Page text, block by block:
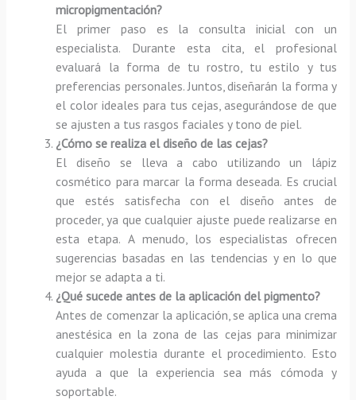
micropigmentación?
El primer paso es la consulta inicial con un
especialista. Durante esta cita, el profesional
evaluará la forma de tu rostro, tu estilo y tus
preferencias personales. Juntos, diseñarán la forma y
el color ideales para tus cejas, asegurándose de que
se ajusten a tus rasgos faciales y tono de piel.
¿Cómo se realiza el diseño de las cejas?
El diseño se lleva a cabo utilizando un lápiz
cosmético para marcar la forma deseada. Es crucial
que estés satisfecha con el diseño antes de
proceder, ya que cualquier ajuste puede realizarse en
esta etapa. A menudo, los especialistas ofrecen
sugerencias basadas en las tendencias y en lo que
mejor se adapta a ti.
¿Qué sucede antes de la aplicación del pigmento?
Antes de comenzar la aplicación, se aplica una crema
anestésica en la zona de las cejas para minimizar
cualquier molestia durante el procedimiento. Esto
ayuda a que la experiencia sea más cómoda y
soportable.